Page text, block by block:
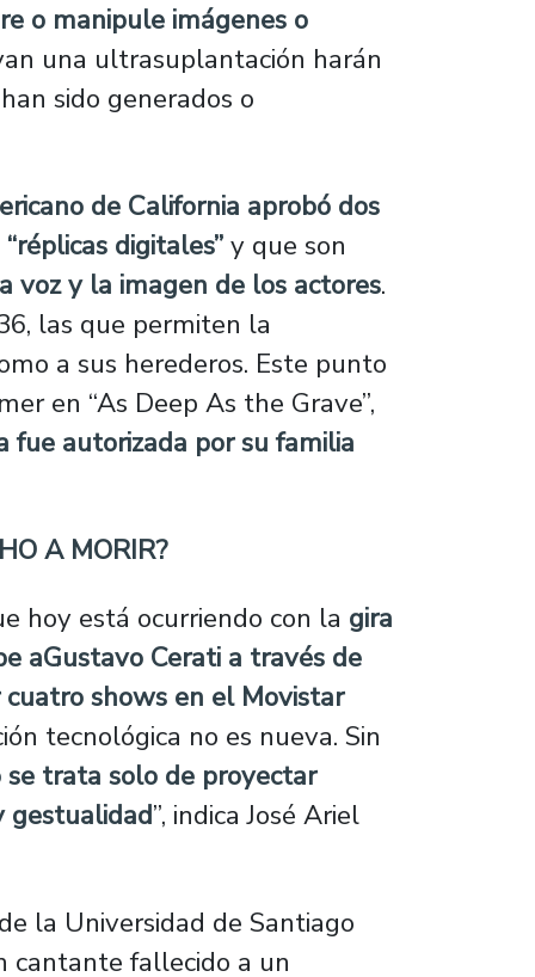
o manipule imágenes o
una ultrasuplantación harán
sido generados o
de California aprobó dos
digitales”y que son
voz y la imagen de los actores.
las que permiten la
a sus herederos. Este punto
en “As Deep As the Grave”,
fue autorizada por su familia
A MORIR?
hoy está ocurriendo con la gira
aGustavo Cerati a través de
shows en el Movistar
tecnológica no es nueva. Sin
trata solo de proyectar
gestualidad”, indica José Ariel
la Universidad de Santiago
cantante fallecido a un